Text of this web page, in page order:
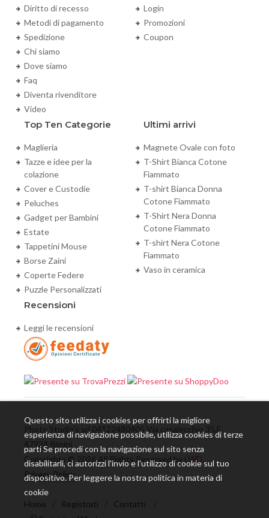
Diritto di recesso
Metodi di pagamento
Spedizione
Chi siamo
Dove siamo
Faq
Diventa rivenditore
Video
Login
Promozioni
Coupon
Top Ten Categorie
Maglieria
Tazze e idee per la
colazione
Cover e Custodie
Peluches
Gadget per Bambini
Estate
Tappetini Mouse
Borse Zaini
Coperte Federe
Puzzle Personalizzati
Ultimi arrivi
Magnete Ovale con foto
T-Shirt Bianca Cotone
Fiammato
T-shirt Bianca Donna
Cotone Fiammato
T-Shirt Nera Donna
Cotone Fiammato
T-shirt Nera Cotone
Fiammato
Vaso in ceramica
Recensioni
Leggi le recensioni
Photo Studio's srl 04122480405 Via casalecchio 35,E
47924 Rimini
Copyrights © 2026 All Rights Reserved by LWD.
Privacy Policy
Home Registrati Contatti
Questo sito utilizza i cookies per offrirti la migliore
esperienza di navigazione possibile, utilizza cookies di terze
parti Se procedi con la navigazione sul sito senza
disabilitarli, ci autorizzi l'invio e l'utilizzo di cookie sul tuo
dispositivo. Per leggere la nostra politica in materia di
cookie